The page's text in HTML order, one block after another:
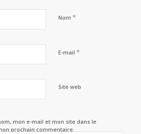
Nom *
E-mail *
Site web
mon e-mail et mon site dans le
prochain commentaire.